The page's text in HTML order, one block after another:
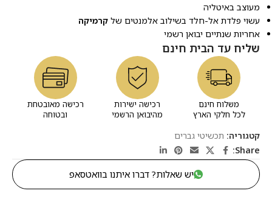
מעוצב באיטליה
עשוי פלדת אל-חלד בשילוב אלמנטים של קרמיקה
אחריות שנתיים יבואן רשמי
שליח עד הבית חינם
משלוח חינם
לכל חלקי הארץ
רכישה ישירות
מהיבואן הרשמי
רכישה מאובטחת
ובטוחה
קטגוריה: תכשיטי גברים
Share:
יש שאלות? דברו איתנו בוואטסאפ